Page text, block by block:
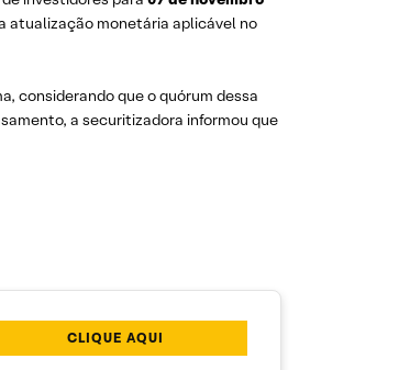
atualização monetária aplicável no
considerando que o quórum dessa
a securitizadora informou que
CLIQUE AQUI